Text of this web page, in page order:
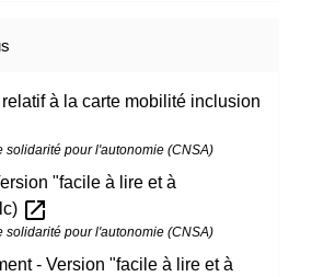
à la carte mobilité inclusion
solidarité pour l'autonomie (CNSA)
"facile à lire et à
open_in_new
solidarité pour l'autonomie (CNSA)
- Version "facile à lire et à